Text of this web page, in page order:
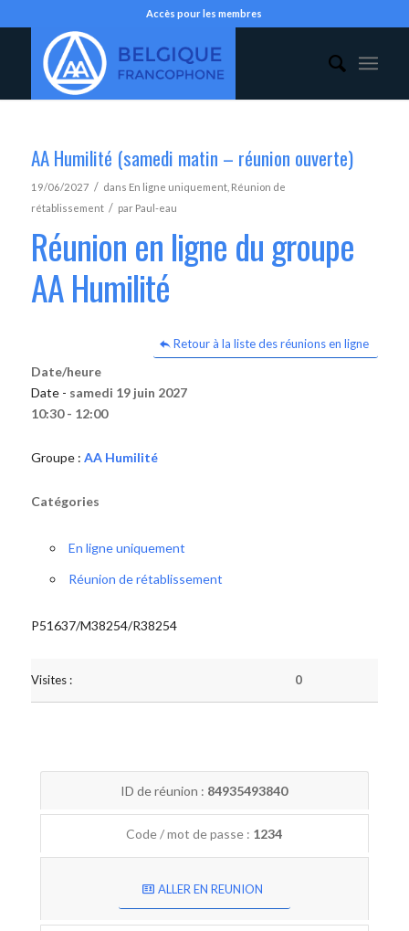
Accès pour les membres
AA Humilité (samedi matin – réunion ouverte)
19/06/2027 / dans En ligne uniquement, Réunion de
rétablissement / par Paul-eau
Réunion en ligne du groupe
AA Humilité
Retour à la liste des réunions en ligne
Date/heure
Date - samedi 19 juin 2027
10:30 - 12:00
Groupe : AA Humilité
Catégories
En ligne uniquement
Réunion de rétablissement
P51637/M38254/R38254
Visites : 0
ID de réunion : 84935493840
Code / mot de passe : 1234
ALLER EN REUNION